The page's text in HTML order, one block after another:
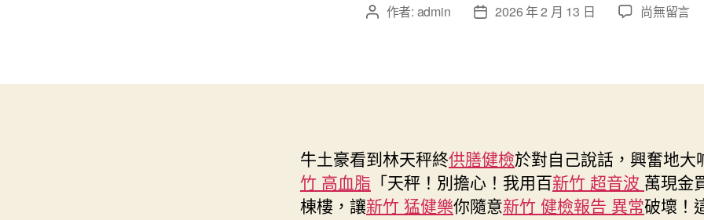
文 作者: admin
文
日
2026 年 2 月 13 日
在
法
沖
突
朝
尚無留言
牛土豪看到林天秤終供膳健檢於對自己說話，興奮地大
竹 高血脂 「天秤！別擔心！我用百新竹 超音波 萬現金
棟樓，讓新竹 猛健樂你隨意新竹 健檢報告 異常破壞！